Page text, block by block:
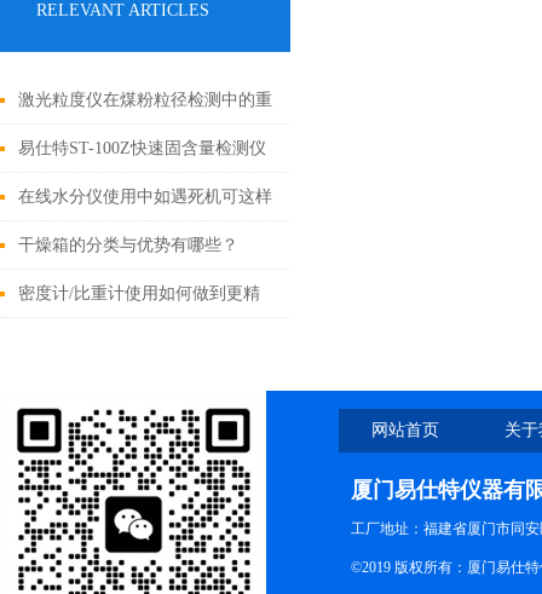
RELEVANT ARTICLES
激光粒度仪在煤粉粒径检测中的重
要性
易仕特ST-100Z快速固含量检测仪
在线水分仪使用中如遇死机可这样
解决
干燥箱的分类与优势有哪些？
密度计/比重计使用如何做到更精
网站首页 关
厦门易仕特仪器有
工厂地址：福建省厦门市同
©2019 版权所有：厦门易仕